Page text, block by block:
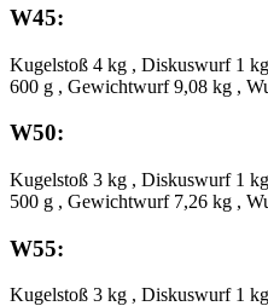
W45:
Kugelstoß 4 kg , Diskuswurf 1
600 g , Gewichtwurf 9,08 kg ,
W50:
Kugelstoß 3 kg , Diskuswurf 1
500 g , Gewichtwurf 7,26 kg ,
W55:
Kugelstoß 3 kg , Diskuswurf 1